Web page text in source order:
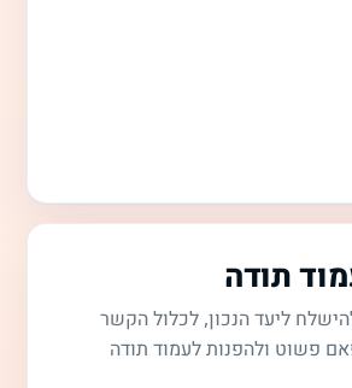
תודה
ליעד הנכון, לכלול הקשר
פשוט ולהפנות לעמוד תודה